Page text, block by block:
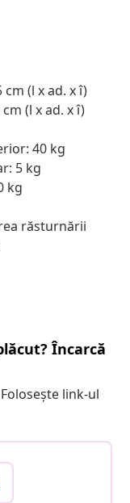
(l x ad. x î)
(l x ad. x î)
40 kg
5 kg
kg
răsturnării
Încarcă
link-ul